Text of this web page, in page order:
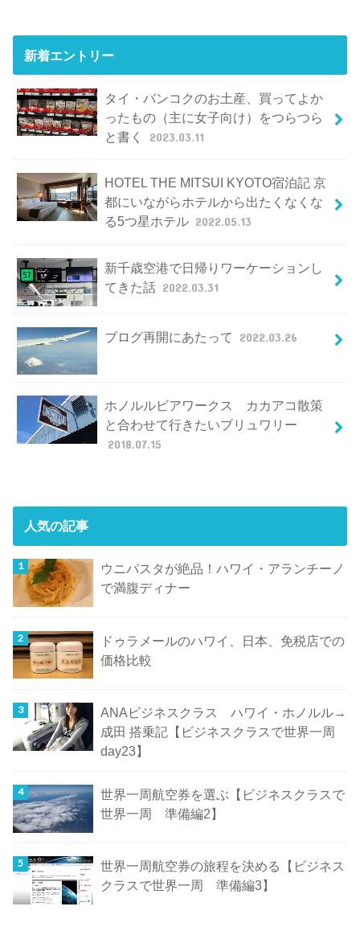
新着エントリー
タイ・バンコクのお土産、買ってよか
ったもの（主に女子向け）をつらつら
と書く
2023.03.11
HOTEL THE MITSUI KYOTO宿泊記 京
都にいながらホテルから出たくなくな
る5つ星ホテル 2022.05.13
新千歳空港で日帰りワーケーションし
てきた話 2022.03.31
ブログ再開にあたって 2022.03.26
ホノルルビアワークス カカアコ散策
と合わせて行きたいブリュワリー
2018.07.15
人気の記事
ウニパスタが絶品！ハワイ・アランチーノ
で満腹ディナー
ドゥラメールのハワイ、日本、免税店での
価格比較
ANAビジネスクラス ハワイ・ホノルル→
成田 搭乗記【ビジネスクラスで世界一周
day23】
世界一周航空券を選ぶ【ビジネスクラスで
世界一周 準備編2】
世界一周航空券の旅程を決める【ビジネス
クラスで世界一周 準備編3】